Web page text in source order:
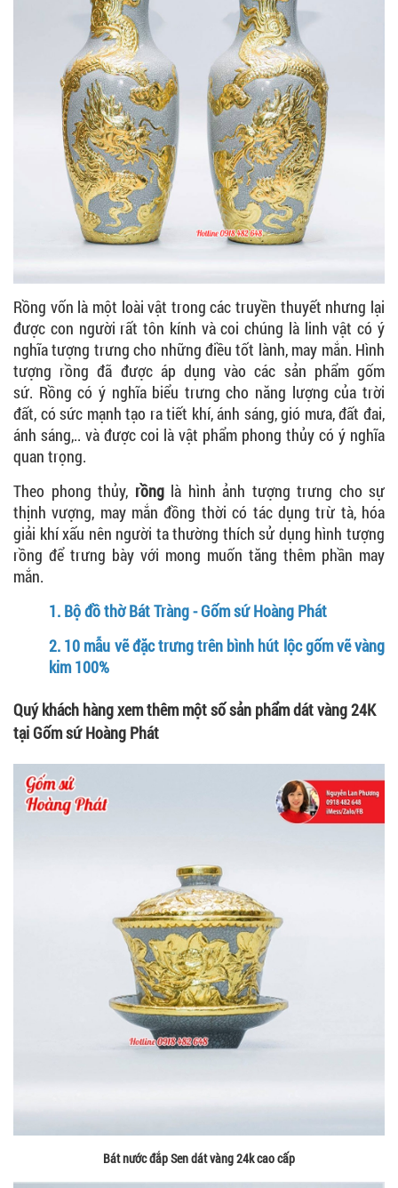
Rồng vốn là một loài vật trong các truyền thuyết nhưng lại
được con người rất tôn kính và coi chúng là linh vật có ý
nghĩa tượng trưng cho những điều tốt lành, may mắn. Hình
tượng rồng đã được áp dụng vào các sản phẩm gốm
sứ. Rồng có ý nghĩa biểu trưng cho năng lượng của trời
đất, có sức mạnh tạo ra tiết khí, ánh sáng, gió mưa, đất đai,
ánh sáng,.. và được coi là vật phẩm phong thủy có ý nghĩa
quan trọng.
Theo phong thủy, rồnglà hình ảnh tượng trưng cho sự
thịnh vượng, may mắn đồng thời có tác dụng trừ tà, hóa
giải khí xấu nên người ta thường thích sử dụng hình tượng
rồng để trưng bày với mong muốn tăng thêm phần may
mắn.
1. Bộ đồ thờ Bát Tràng - Gốm sứ Hoàng Phát
2. 10 mẫu vẽ đặc trưng trên bình hút lộc gốm vẽ vàng
kim 100%
Quý khách hàng xem thêm một số sản phẩm dát vàng 24K
tại Gốm sứ Hoàng Phát
Bát nước đắp Sen dát vàng 24k cao cấp